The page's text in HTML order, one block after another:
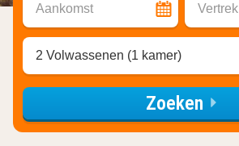
Aankomst Vertrek
2 Volwassenen (1 kamer)
Zoeken